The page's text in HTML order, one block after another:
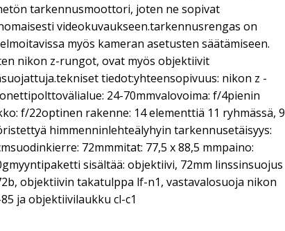
tarkennusmoottori, joten ne sopivat
videokuvaukseen.tarkennusrengas on
myös kameran asetusten säätämiseen.
nikon z-rungot, ovat myös objektiivit
tiedot:yhteensopivuus: nikon z -
24-70mmvalovoima: f/4pienin
f/22optinen rakenne: 14 elementtiä 11 ryhmässä, 9
himmenninlehteälyhyin tarkennusetäisyys:
72mmmitat: 77,5 x 88,5 mmpaino:
sisältää: objektiivi, 72mm linssinsuojus
objektiivin takatulppa lf-n1, vastavalosuoja nikon
ja objektiivilaukku cl-c1